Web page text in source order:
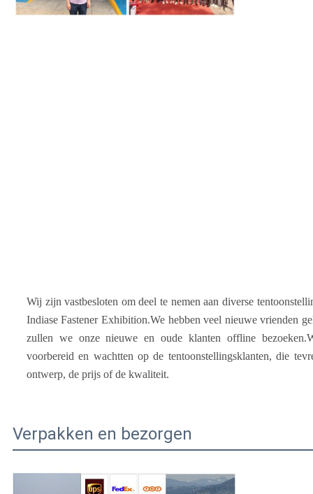
Wij zijn vastbesloten om deel te nemen aan diverse
Indiase Fastener Exhibition.We hebben veel nieuwe vrienden
zullen we onze nieuwe en oude klanten offline
voorbereid en wachtten op de tentoonstellingsklanten, die
ontwerp, de prijs of de kwaliteit.
Verpakken en bezorgen